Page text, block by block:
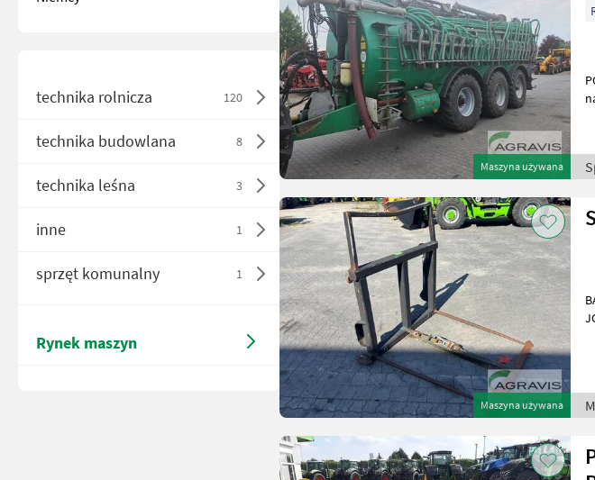
technika rolnicza 120
technika budowlana 8
technika leśna 3
inne 1
sprzęt komunalny 1
Rynek maszyn
Maszyna używana
Maszyna używana